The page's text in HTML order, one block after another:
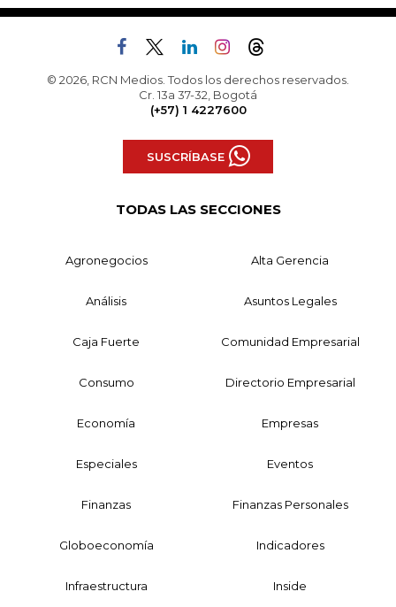
© 2026, RCN Medios. Todos los derechos reservados.
Cr. 13a 37-32, Bogotá
(+57) 1 4227600
SUSCRÍBASE
TODAS LAS SECCIONES
Agronegocios Alta Gerencia
Análisis Asuntos Legales
Caja Fuerte Comunidad Empresarial
Consumo Directorio Empresarial
Economía Empresas
Especiales Eventos
Finanzas Finanzas Personales
Globoeconomía Indicadores
Infraestructura Inside